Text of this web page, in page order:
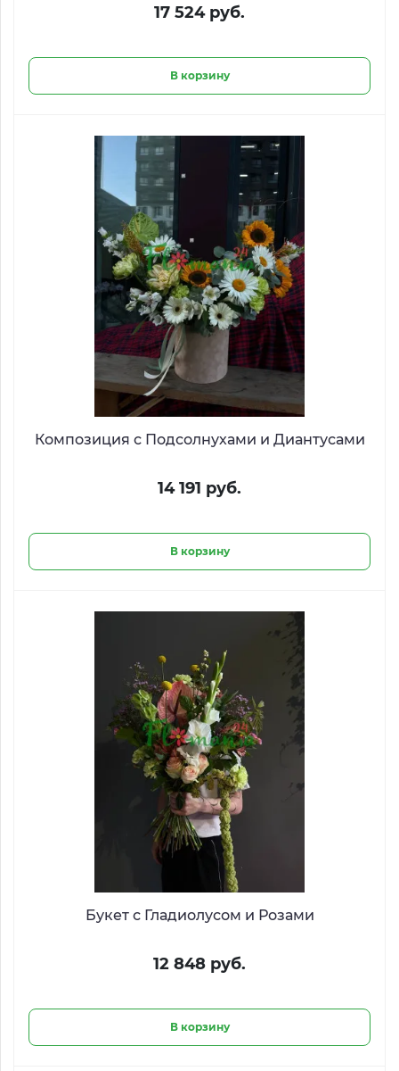
17 524 руб.
В корзину
Композиция с Подсолнухами и Диантусами
14 191 руб.
В корзину
Букет с Гладиолусом и Розами
12 848 руб.
В корзину